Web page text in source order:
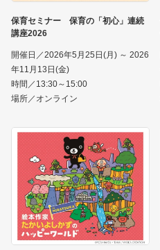
保育セミナー 保育の「初心」連続
講座2026
開催日／2026年5月25日(月) ～ 2026
年11月13日(金)
時間／13:30～15:00
場所／オンライン